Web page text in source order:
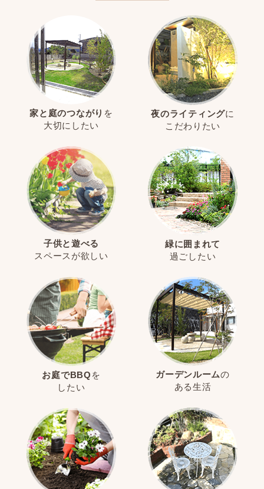
家と庭のつながり を
大切にしたい
夜のライティングに
こだわりたい
子供と遊べる
スペースが欲しい
緑に囲まれて
過ごしたい
お庭でBBQ を
したい
ガーデンルームの
ある生活